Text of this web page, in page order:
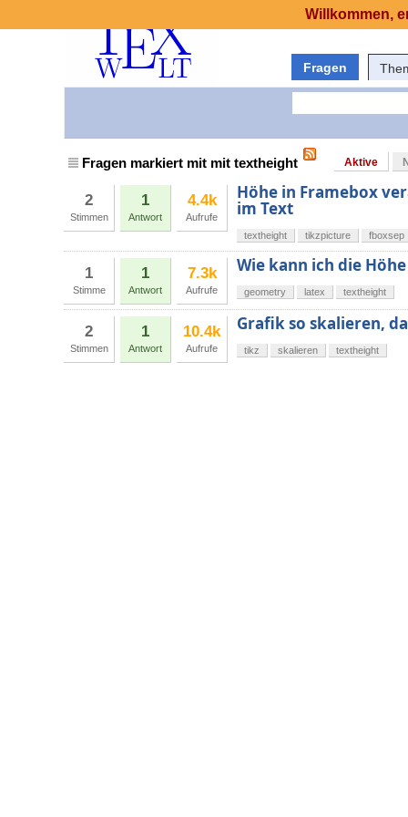
Fragen
Fragen markiert mit mit textheight Aktive
2
Stimmen
1
Antwort
4.4k
Aufrufe
Höhe in Framebox
im Text
textheight tikzpicture fboxsep
1
Stimme
1
Antwort
7.3k
Aufrufe
Wie kann ich die
geometry latex textheight
2
Stimmen
1
Antwort
10.4k
Aufrufe
Grafik so skalieren,
tikz skalieren textheight
Willkommen,